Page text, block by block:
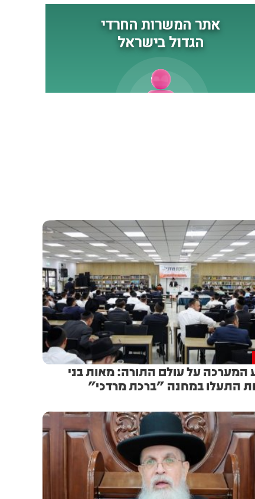
המערכה על עולם התורה: מאות בני
התעלו במחנה "ברכת מרדכי"